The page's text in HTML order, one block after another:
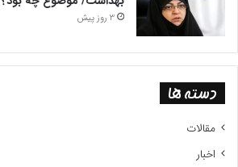
on_Report_March_3_2023_Final.pdf
[10]:p.dw.com/p/4TduA
پایان پایام/.
3 روز پیش
دسته ها
مقالات
اخبار